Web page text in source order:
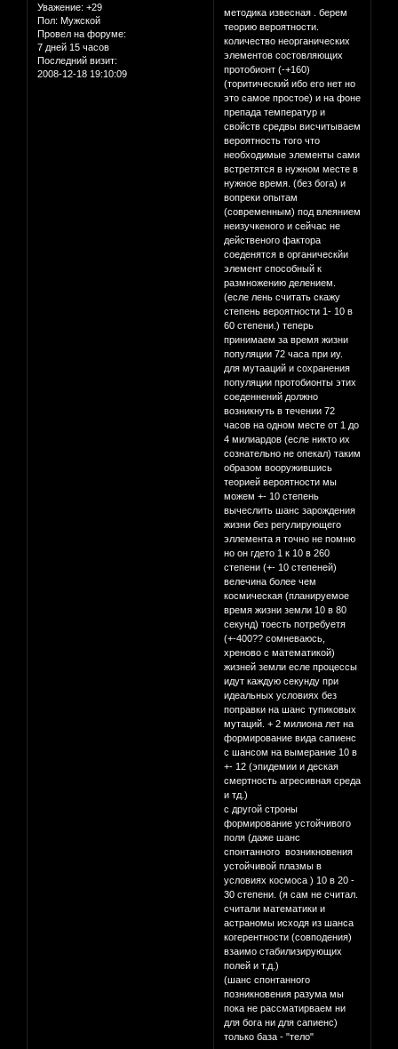
Уважение: +29
Пол: Мужской
Провел на форуме:
7 дней 15 часов
Последний визит:
2008-12-18 19:10:09
методика извесная . берем
теорию вероятности.
количество неорганических
элементов состовляющих
протобионт (-+160)
(торитический ибо его нет но
это самое простое) и на фоне
препада температур и
свойств средвы висчитываем
вероятность того что
необходимые элементы сами
встретятся в нужном месте в
нужное время. (без бога) и
вопреки опытам
(современным) под влеянием
неизучкеного и сейчас не
действеного фактора
соеденятся в органическйи
элемент способный к
размножению делением.
(есле лень считать скажу
степень вероятности 1- 10 в
60 степени.) теперь
принимаем за время жизни
популяции 72 часа при иу.
для мутааций и сохранения
популяции протобионты этих
соеденнений должно
возникнуть в течении 72
часов на одном месте от 1 до
4 милиардов (есле никто их
сознательно не опекал) таким
образом вооружившись
теорией вероятности мы
можем +- 10 степень
вычеслить шанс зарождения
жизни без регулирующего
эллемента я точно не помню
но он гдето 1 к 10 в 260
степени (+- 10 степеней)
велечина более чем
космическая (планируемое
время жизни земли 10 в 80
секунд) тоесть потребуетя
(+-400?? сомневаюсь,
хреново с математикой)
жизней земли есле процессы
идут каждую секунду при
идеальных условиях без
поправки на шанс тупиковых
мутаций. + 2 милиона лет на
формирование вида сапиенс
с шансом на вымерание 10 в
+- 12 (эпидемии и деская
смертность агресивная среда
и тд.)
с другой строны
формирование устойчивого
поля (даже шанс
спонтанного возникновения
устойчивой плазмы в
условиях космоса ) 10 в 20 -
30 степени. (я сам не считал.
считали математики и
астраномы исходя из шанса
когерентности (совподения)
взаимо стабилизирующих
полей и т.д.)
(шанс спонтанного
позникновения разума мы
пока не рассматирваем ни
для бога ни для сапиенс)
только база - "тело"